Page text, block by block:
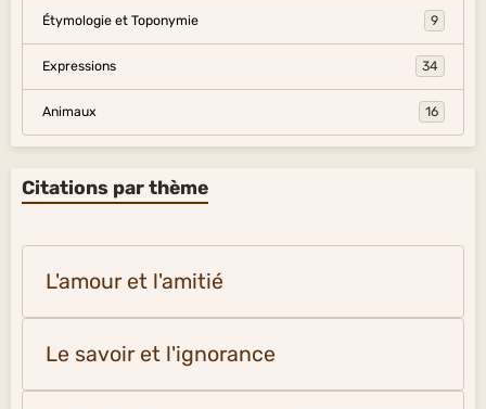
Étymologie et Toponymie 9
Expressions 34
Animaux 16
Citations par thème
L'amour et l'amitié
Le savoir et l'ignorance